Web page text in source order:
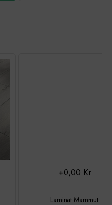
Laminat Mammut
+0,00 Kr